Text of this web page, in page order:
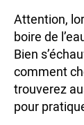
Attention,
boire de
Bien
comment
trouverez
pour